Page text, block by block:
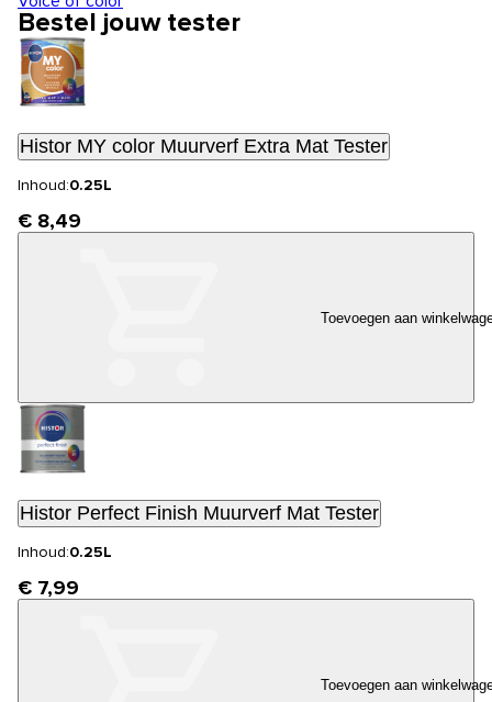
Bestel jouw tester
Histor MY color Muurverf Extra Mat Tester
Inhoud:0.25L
€ 8,49
Toevoegen aan
Histor Perfect Finish Muurverf Mat Tester
Inhoud:0.25L
€ 7,99
Toevoegen aan